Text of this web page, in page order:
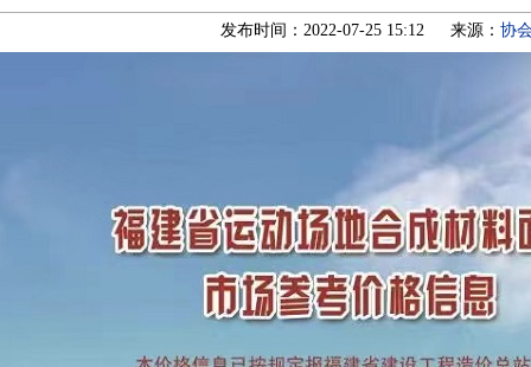
发布时间：2022-07-25 15:12 来源： 协